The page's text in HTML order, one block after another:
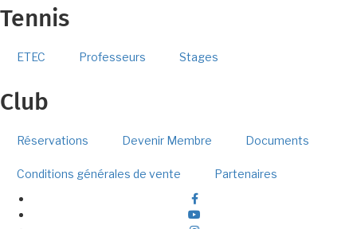
Tennis
ETEC Professeurs Stages
Club
Réservations Devenir Membre Documents
Conditions générales de vente Partenaires
facebook